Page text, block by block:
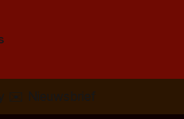
✉️ Nieuwsbrief